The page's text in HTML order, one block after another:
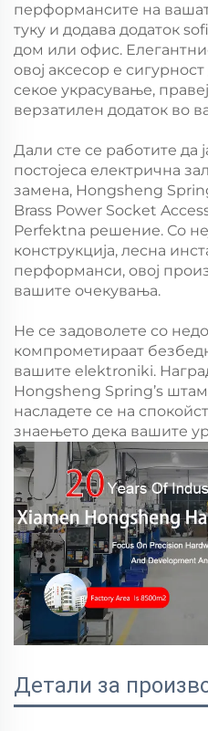
перформансите на
туку и додава додаток
дом или офис.
овој аксесор е
секое украсување,
верзатилен додаток во
Дали сте се работите да
постојeca електрична
замена, Hongsheng
Brass Power Socket
Perfektna решение. Со
конструкција, лесна
перформанси, овој
вашите очекувања.
Не се задоволете со
компрометираат
вашите elektroniki.
Hongsheng Spring’s
насладете се на
знаењето дека вашите
Детали за